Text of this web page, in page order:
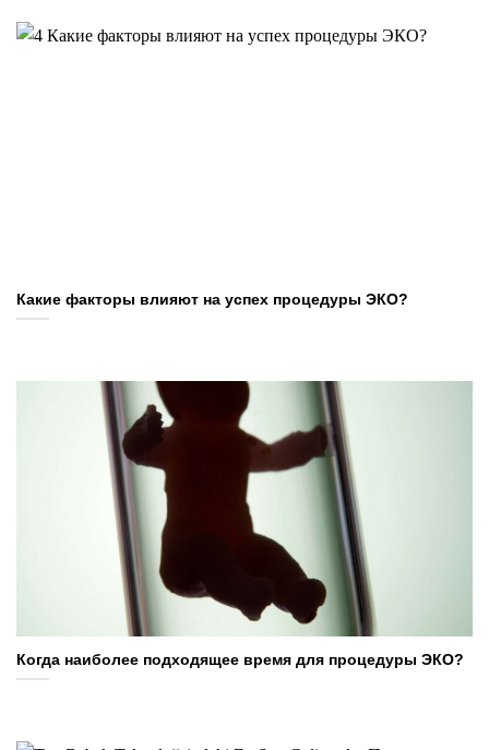
Какие факторы влияют на успех процедуры ЭКО?
Когда наиболее подходящее время для процедуры ЭКО?